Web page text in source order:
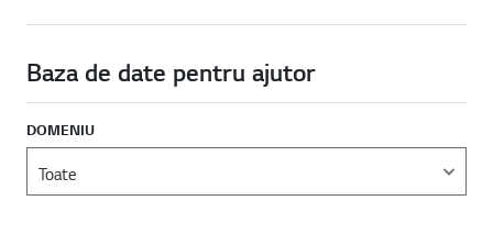
Baza de date pentru ajutor
DOMENIU